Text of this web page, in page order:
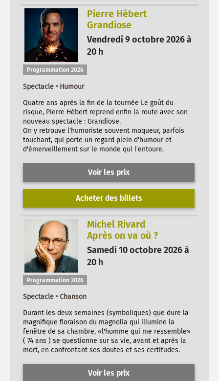
Pierre Hébert
Grandiose
Vendredi 9 octobre 2026 à
20 h
Programmation 2026
Spectacle • Humour
Quatre ans après la fin de la tournée Le goût du
risque, Pierre Hébert reprend enfin la route avec son
nouveau spectacle : Grandiose.
On y retrouve l'humoriste souvent moqueur, parfois
touchant, qui porte un regard plein d'humour et
d'émerveillement sur le monde qui l'entoure.
Voir les prix
Acheter des billets
Michel Rivard
Après on va où ?
Samedi 10 octobre 2026 à
20 h
Programmation 2026
Spectacle • Chanson
Durant les deux semaines (symboliques) que dure la
magnifique floraison du magnolia qui illumine la
fenêtre de sa chambre, «l'homme qui me ressemble»
( 74 ans ) se questionne sur sa vie, avant et après la
mort, en confrontant ses doutes et ses certitudes.
Voir les prix